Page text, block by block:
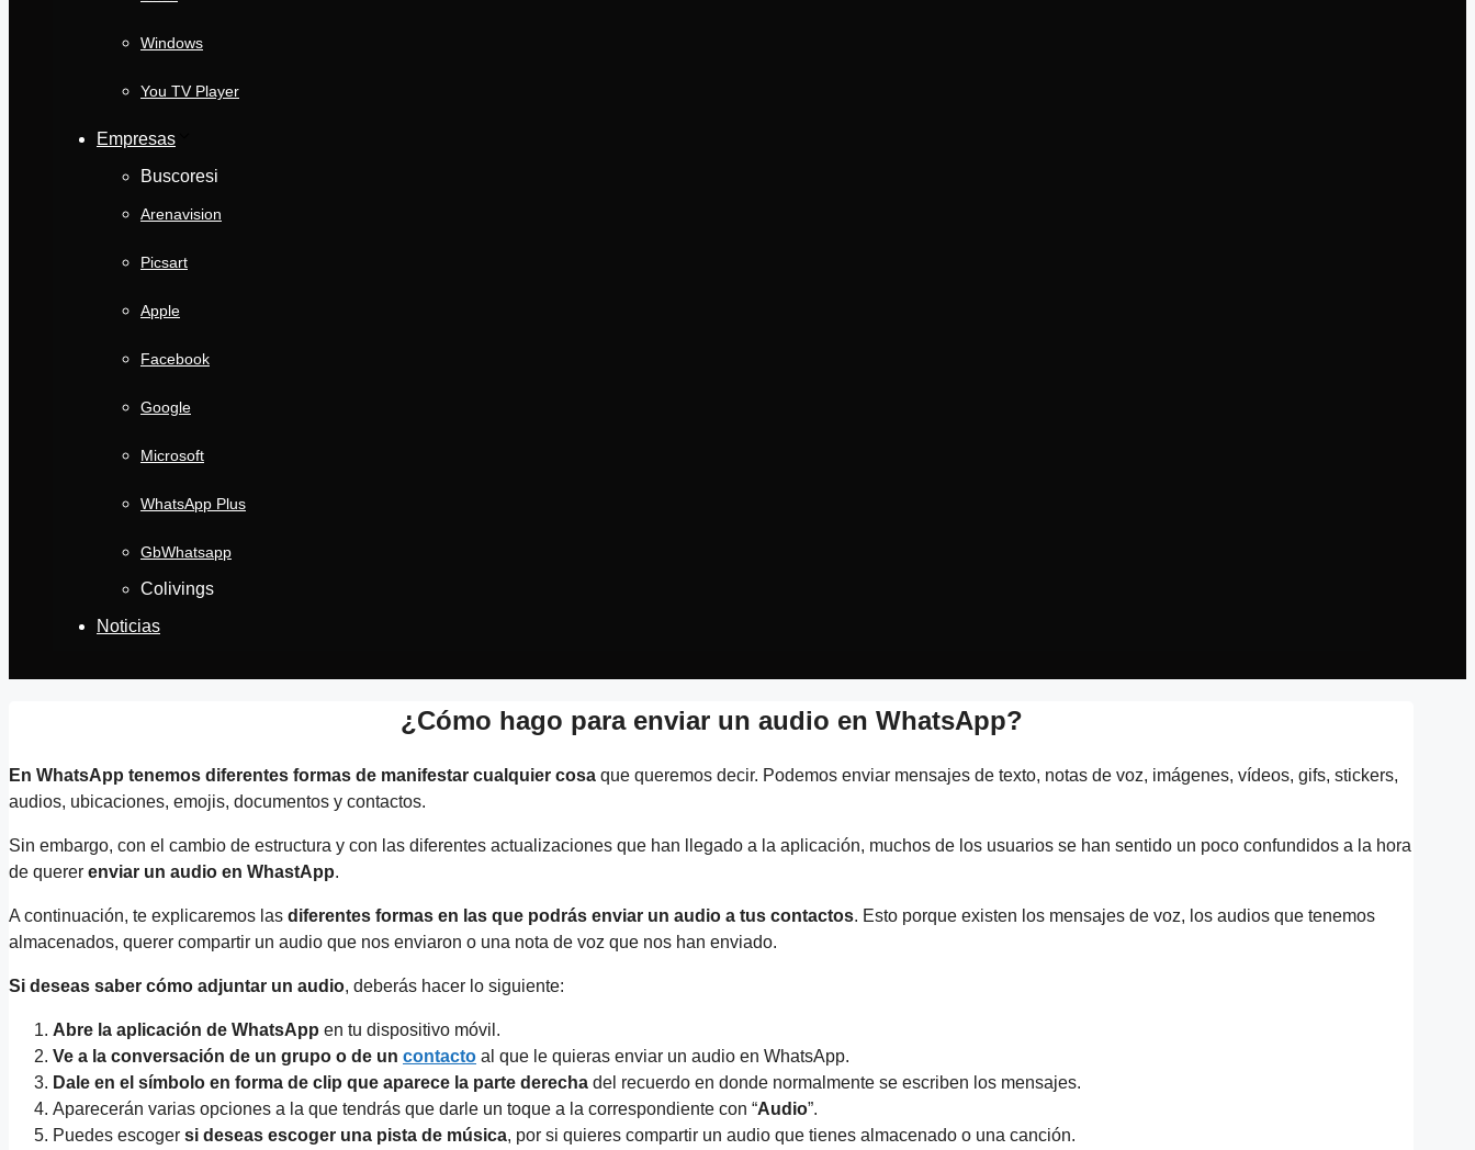
Windows
You TV Player
Empresas
Buscoresi
Arenavision
Picsart
Apple
Facebook
Google
Microsoft
WhatsApp Plus
GbWhatsapp
Colivings
Noticias
¿Cómo hago para enviar un audio en WhatsApp?
En WhatsApp tenemos diferentes formas de manifestar cualquier cosa que queremos decir. Podemos enviar mensajes de texto, notas de voz, imágenes, vídeos, gifs, stickers,
audios, ubicaciones, emojis, documentos y contactos.
Sin embargo, con el cambio de estructura y con las diferentes actualizaciones que han llegado a la aplicación, muchos de los usuarios se han sentido un poco confundidos a la hora
de querer enviar un audio en WhastApp.
A continuación, te explicaremos las diferentes formas en las que podrás enviar un audio a tus contactos. Esto porque existen los mensajes de voz, los audios que tenemos
almacenados, querer compartir un audio que nos enviaron o una nota de voz que nos han enviado.
Si deseas saber cómo adjuntar un audio, deberás hacer lo siguiente:
Abre la aplicación de WhatsApp en tu dispositivo móvil.
Ve a la conversación de un grupo o de un contacto al que le quieras enviar un audio en WhatsApp.
Dale en el símbolo en forma de clip que aparece la parte derecha del recuerdo en donde normalmente se escriben los mensajes.
Aparecerán varias opciones a la que tendrás que darle un toque a la correspondiente con “Audio”.
Puedes escoger si deseas escoger una pista de música, por si quieres compartir un audio que tienes almacenado o una canción.